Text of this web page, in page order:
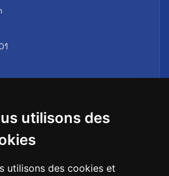
utilisons des
utilisons des cookies et